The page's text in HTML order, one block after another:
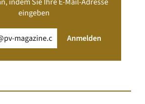
eingeben
Anmelden